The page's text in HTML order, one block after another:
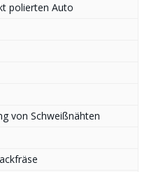
polierten Auto
von Schweißnähten